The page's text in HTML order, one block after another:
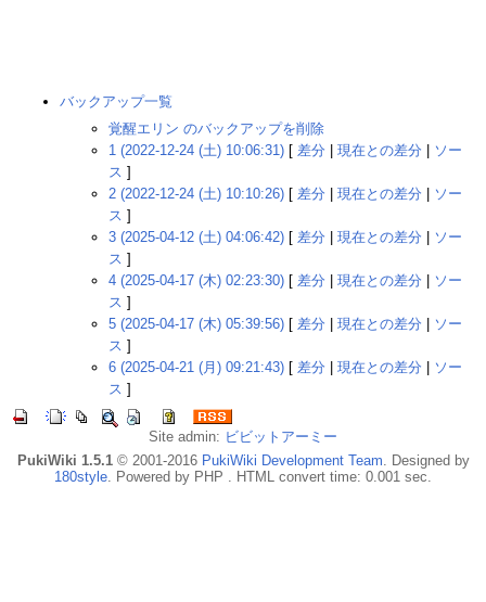
バックアップ一覧
覚醒エリン のバックアップを削除
1 (2022-12-24 (土) 10:06:31) [ 差分 現在との差分
ソー
ス ]
2 (2022-12-24 (土) 10:10:26) [ 差分 現在との差分
ソー
ス ]
3 (2025-04-12 (土) 04:06:42) [ 差分 現在との差分
ソー
ス ]
4 (2025-04-17 (木) 02:23:30) [ 差分 現在との差分
ソー
ス ]
5 (2025-04-17 (木) 05:39:56) [ 差分 現在との差分
ソー
ス ]
6 (2025-04-21 (月) 09:21:43) [ 差分 現在との差分
ソー
ス ]
Site admin: ビビットアーミー
PukiWiki 1.5.1© 2001-2016 PukiWiki Development Team. Designed by
180style. Powered by PHP . HTML convert time: 0.001 sec.